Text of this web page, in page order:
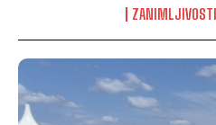
ZANIMLJIVOSTI